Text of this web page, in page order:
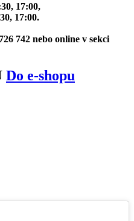
17:00,
17:00.
742 nebo online v sekci
Do e-shopu